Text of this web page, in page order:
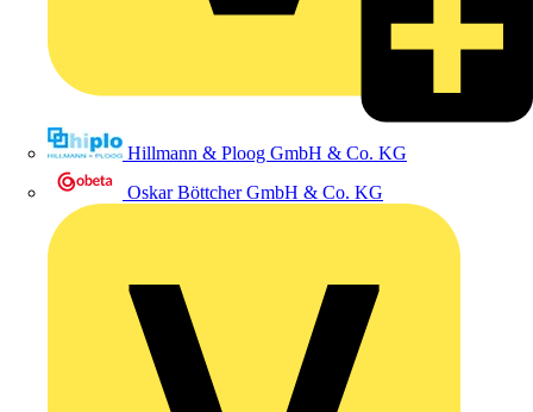
Hillmann & Ploog GmbH & Co. KG
Oskar Böttcher GmbH & Co. KG